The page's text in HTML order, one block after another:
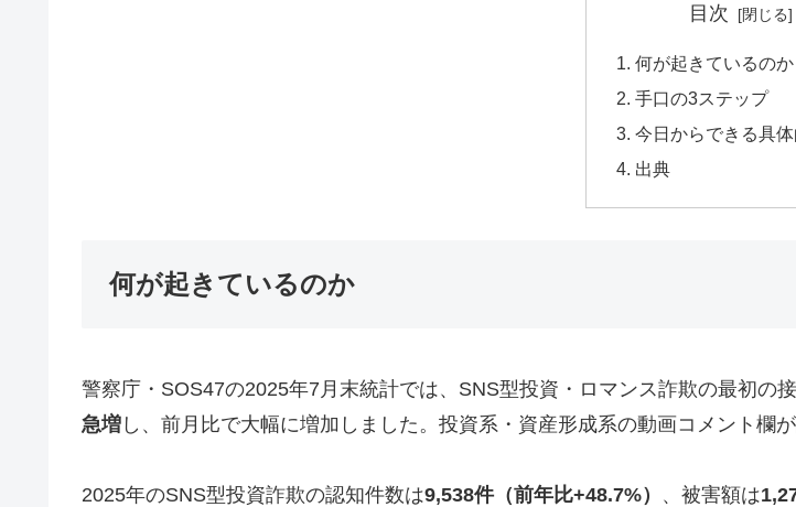
目次
何が起きているのか
手口の3ステップ
今日からできる具
出典
何が起きているのか
警察庁・SOS47の2025年7月末統計では、SNS型投資・ロマンス詐欺の最初の
急増 し、前月比で大幅に増加しました。投資系・資産形成系の動画コメント欄
2025年のSNS型投資詐欺の認知件数は9,538件（前年比+48.7%） 、被害額は